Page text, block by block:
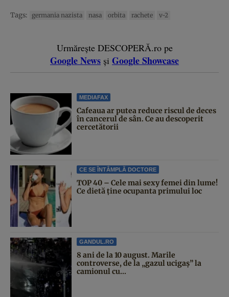
Tags: germania nazista nasa orbita rachete v-2
Urmărește DESCOPERĂ.ro pe
Google News și Google Showcase
MEDIAFAX
Cafeaua ar putea reduce riscul de deces
în cancerul de sân. Ce au descoperit
cercetătorii
CE SE ÎNTÂMPLĂ DOCTORE
TOP 40 – Cele mai sexy femei din lume!
Ce dietă ține ocupanta primului loc
GANDUL.RO
8 ani de la 10 august. Marile
controverse, de la „gazul ucigaș” la
camionul cu...